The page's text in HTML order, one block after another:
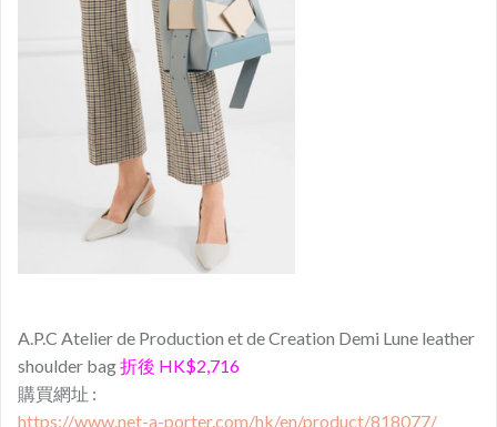
A.P.C Atelier de Production et de Creation Demi Lune leather
shoulder bag折後 HK$2,716
購買網址 :
https://www.net-a-porter.com/hk/en/product/818077/